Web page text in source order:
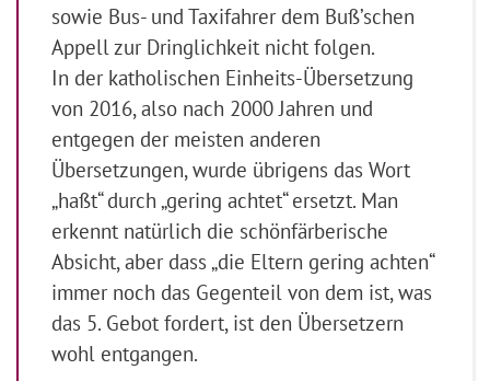
sowie Bus- und Taxifahrer dem Buß’schen
Appell zur Dringlichkeit nicht folgen.
In der katholischen Einheits-Übersetzung
von 2016, also nach 2000 Jahren und
entgegen der meisten anderen
Übersetzungen, wurde übrigens das Wort
„haßt“ durch „gering achtet“ ersetzt. Man
erkennt natürlich die schönfärberische
Absicht, aber dass „die Eltern gering achten“
immer noch das Gegenteil von dem ist, was
das 5. Gebot fordert, ist den Übersetzern
wohl entgangen.